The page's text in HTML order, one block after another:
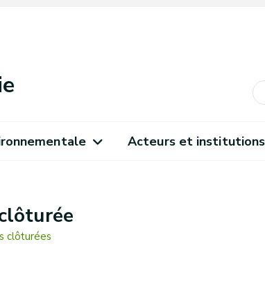
Acteurs et institutions
clôturées